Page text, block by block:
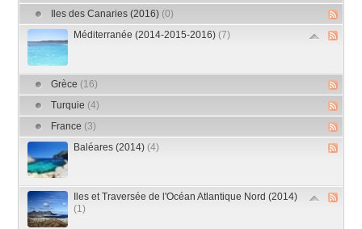
Iles des Canaries (2016) (0)
Méditerranée (2014-2015-2016) (7)
Grèce (16)
Turquie (4)
France (3)
Baléares (2014) (4)
Iles et Traversée de l'Océan Atlantique Nord (2014)
(1)